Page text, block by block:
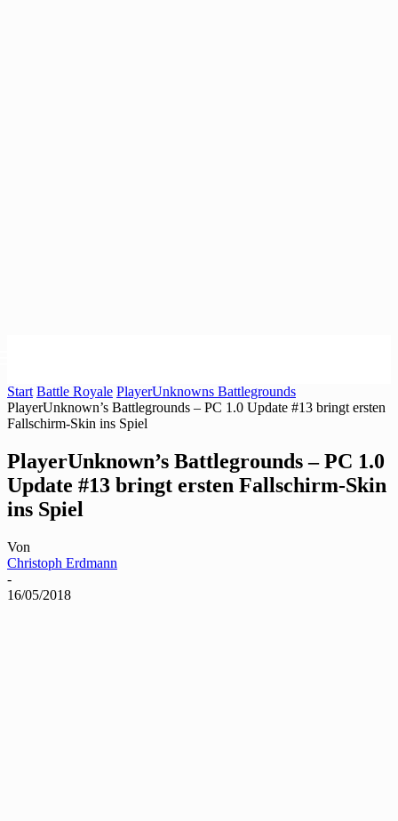
Start Battle Royale PlayerUnknowns Battlegrounds
PlayerUnknown’s Battlegrounds – PC 1.0 Update #13 bringt ersten
Fallschirm-Skin ins Spiel
PlayerUnknown’s Battlegrounds – PC 1.0
Update #13 bringt ersten Fallschirm-Skin
ins Spiel
Von
Christoph Erdmann
-
16/05/2018